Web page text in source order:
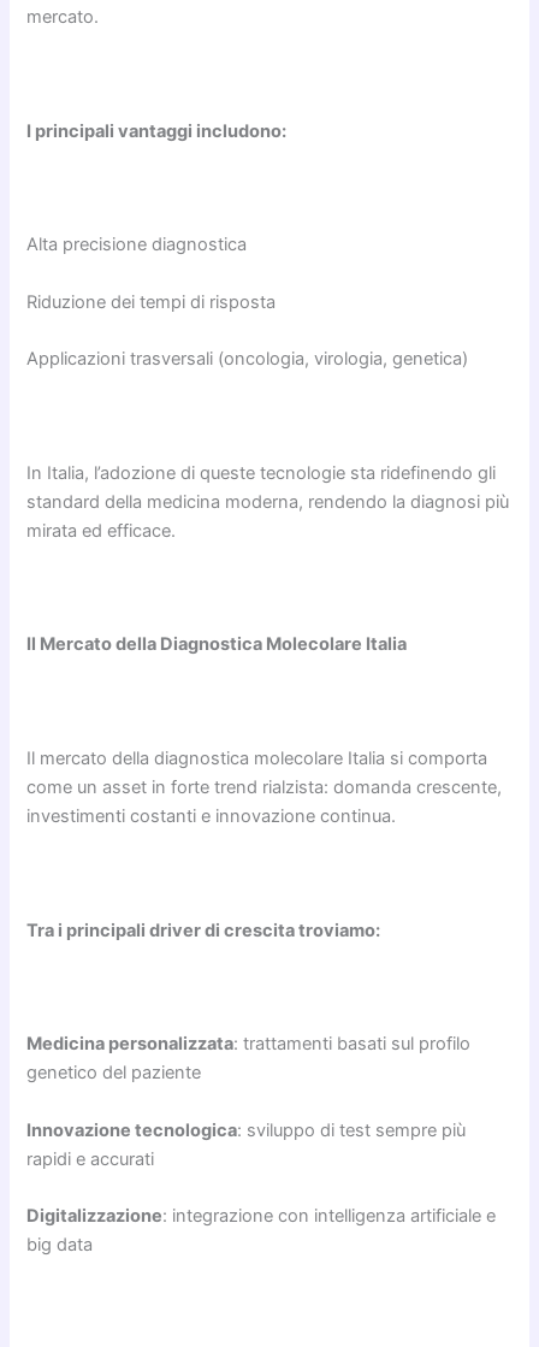
mercato.
I principali vantaggi includono:
Alta precisione diagnostica
Riduzione dei tempi di risposta
Applicazioni trasversali (oncologia, virologia, genetica)
In Italia, l’adozione di queste tecnologie sta ridefinendo gli
standard della medicina moderna, rendendo la diagnosi più
mirata ed efficace.
Il Mercato della Diagnostica Molecolare Italia
Il mercato della diagnostica molecolare Italia si comporta
come un asset in forte trend rialzista: domanda crescente,
investimenti costanti e innovazione continua.
Tra i principali driver di crescita troviamo:
Medicina personalizzata: trattamenti basati sul profilo
genetico del paziente
Innovazione tecnologica: sviluppo di test sempre più
rapidi e accurati
Digitalizzazione: integrazione con intelligenza artificiale e
big data